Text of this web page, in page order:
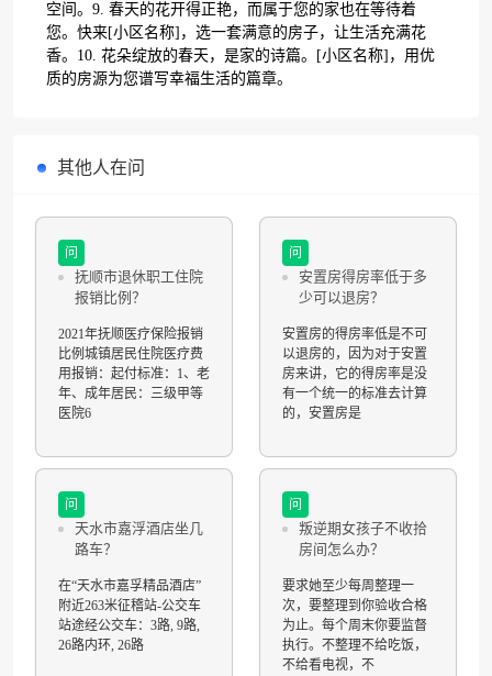
空间。9. 春天的花开得正艳，而属于您的家也在等待着
您。快来[小区名称]，选一套满意的房子，让生活充满花
香。10. 花朵绽放的春天，是家的诗篇。[小区名称]，用优
质的房源为您谱写幸福生活的篇章。
其他人在问
问
抚顺市退休职工住院
报销比例？
2021年抚顺医疗保险报销
比例城镇居民住院医疗费
用报销：起付标准：1、老
年、成年居民：三级甲等
医院6
问
安置房得房率低于多
少可以退房？
安置房的得房率低是不可
以退房的，因为对于安置
房来讲，它的得房率是没
有一个统一的标准去计算
的，安置房是
问
天水市嘉浮酒店坐几
路车？
在“天水市嘉孚精品酒店”
附近263米征稽站-公交车
站途经公交车：3路, 9路,
26路内环, 26路
问
叛逆期女孩子不收拾
房间怎么办？
要求她至少每周整理一
次，要整理到你验收合格
为止。每个周末你要监督
执行。不整理不给吃饭，
不给看电视，不